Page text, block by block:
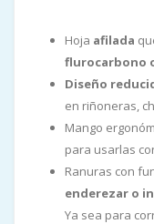
Hoja afilada
flurocarbono
Diseño
en riñoneras,
Mango
para usarlas
Ranuras con
enderezar o
Ya sea para